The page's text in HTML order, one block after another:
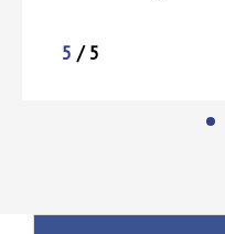
5 / 5